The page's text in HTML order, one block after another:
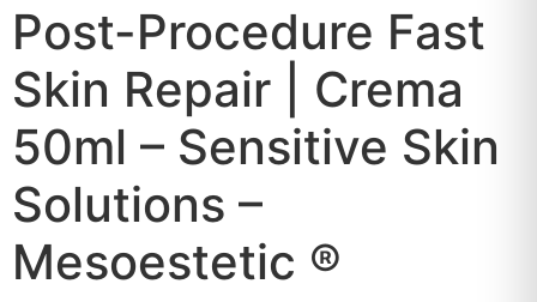
Post-Procedure Fast
Skin Repair | Crema
50ml – Sensitive Skin
Solutions –
Mesoestetic ®